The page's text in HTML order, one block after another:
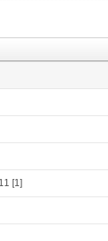
[1]